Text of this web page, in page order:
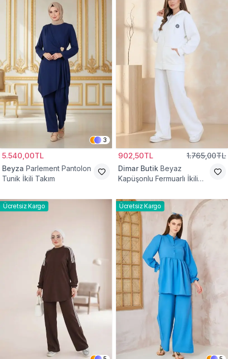
3
5.540,00TL
Beyza Parlement Pantolon
Tunik İkili Takım
902,50TL 1.765,00TL
Dimar Butik Beyaz
Kapüşonlu Fermuarlı İkili
Ücretsiz Kargo Ücretsiz Kargo